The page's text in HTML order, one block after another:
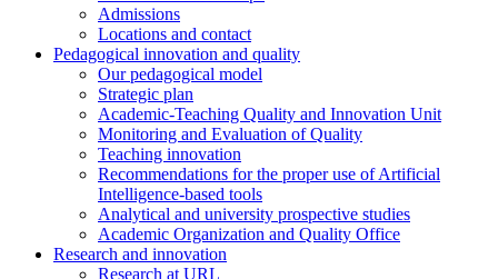
Admissions
Locations and contact
Pedagogical innovation and quality
Our pedagogical model
Strategic plan
Academic-Teaching Quality and Innovation Unit
Monitoring and Evaluation of Quality
Teaching innovation
Recommendations for the proper use of Artificial
Intelligence-based tools
Analytical and university prospective studies
Academic Organization and Quality Office
Research and innovation
Research at URL